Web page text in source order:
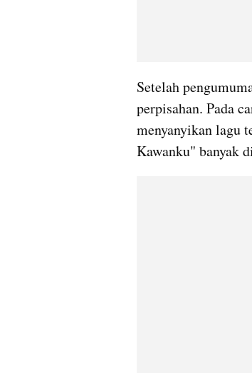
Setelah
perpisahan. Pada
menyanyikan lagu
Kawanku" banyak